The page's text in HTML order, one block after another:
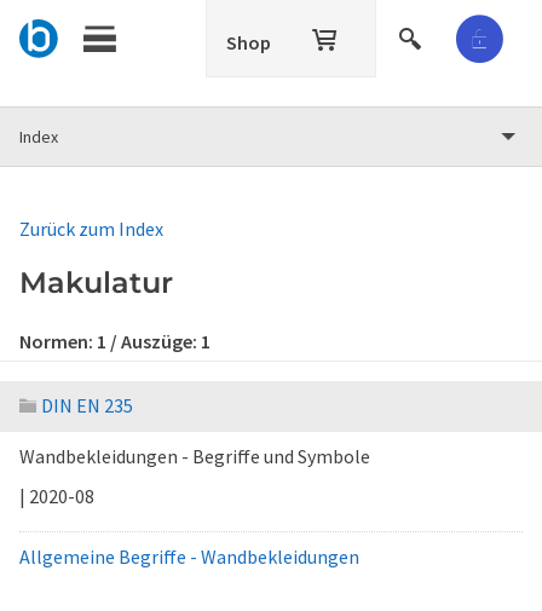
Shop
Index
Zurück zum Index
Makulatur
Normen: 1 / Auszüge: 1
DIN EN 235
Wandbekleidungen - Begriffe und Symbole
| 2020-08
Allgemeine Begriffe - Wandbekleidungen